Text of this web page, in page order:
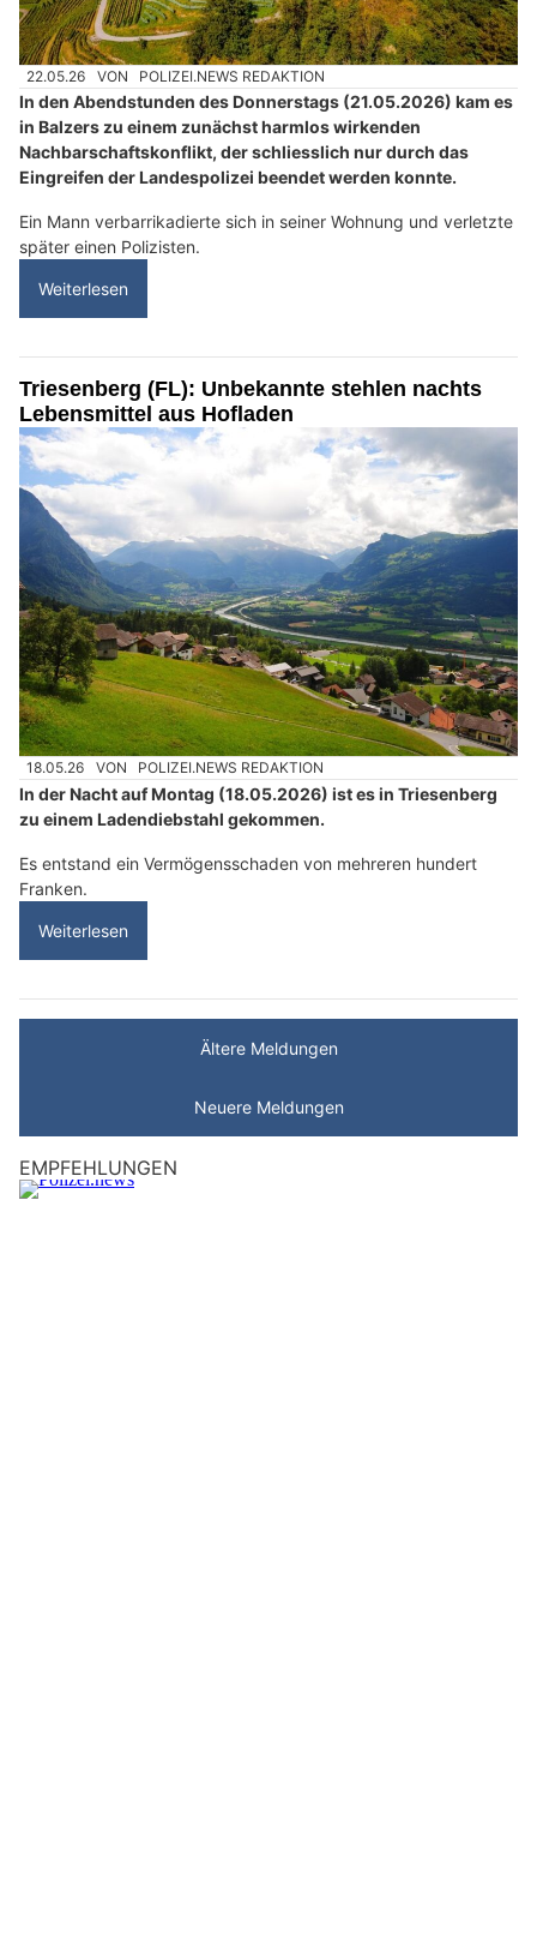
22.05.26 VON POLIZEI.NEWS REDAKTION
In den Abendstunden des Donnerstags (21.05.2026) kam es
in Balzers zu einem zunächst harmlos wirkenden
Nachbarschaftskonflikt, der schliesslich nur durch das
Eingreifen der Landespolizei beendet werden konnte.
Ein Mann verbarrikadierte sich in seiner Wohnung und verletzte
später einen Polizisten.
Weiterlesen
Triesenberg (FL): Unbekannte stehlen nachts
Lebensmittel aus Hofladen
18.05.26 VON POLIZEI.NEWS REDAKTION
In der Nacht auf Montag (18.05.2026) ist es in Triesenberg
zu einem Ladendiebstahl gekommen.
Es entstand ein Vermögensschaden von mehreren hundert
Franken.
Weiterlesen
Ältere Meldungen
Neuere Meldungen
EMPFEHLUNGEN